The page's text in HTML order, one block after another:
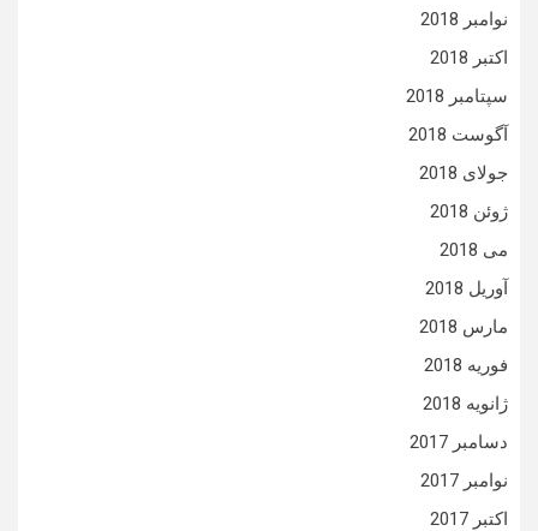
نوامبر 2018
اکتبر 2018
سپتامبر 2018
آگوست 2018
جولای 2018
ژوئن 2018
می 2018
آوریل 2018
مارس 2018
فوریه 2018
ژانویه 2018
دسامبر 2017
نوامبر 2017
اکتبر 2017